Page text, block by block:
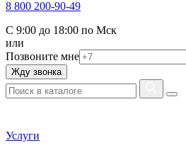
8 800 200-90-49
С 9:00 до 18:00 по Мск
или
Позвоните мне
Жду звонка
Услуги